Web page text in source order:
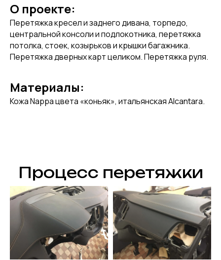
О проекте:
Перетяжка кресел и заднего дивана, торпедо,
центральной консоли и подлокотника, перетяжка
потолка, стоек, козырьков и крышки багажника.
Перетяжка дверных карт целиком. Перетяжка руля.
Материалы:
Кожа Nappa цвета «коньяк», итальянская Alcantara.
Процесс перетяжки